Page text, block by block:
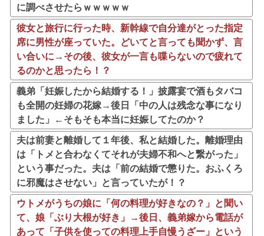
に調べさせたらｗｗｗｗｗ
彼女と旅行に行った時、新幹線で自分達がとった指定
席に男性が座っていた。どいてと言っても聞かず、言
い合いに→その後、彼女が一言も喋らないので疲れて
るのかと思ったら！？
義弟「妊娠したから結婚する！」披露宴で酒もタバコ
も全開の妊婦の花嫁→後日「中の人は残念な事になり
ました」←そもそも本当に妊娠してたのか？
夫は前妻と離婚して１年後、私と結婚した。離婚理由
は「トメと合わなくてそれが夫婦不和へと繋がった」
という事だった。夫は「前の結婚で懲りた。おふくろ
に邪魔はさせない」と言っていたが！？
ウトメがうちの娘に「何の料理が好きなの？」と聞い
て、娘「ぶり大根が好き」→後日、義弟嫁から電話が
あって「子供を使っての料理上手自慢うざー」という